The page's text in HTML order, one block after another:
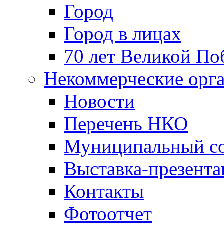
Город
Город в лицах
70 лет Великой
Некоммерческие
Новости
Перечень НКО
Муниципальный
Выставка-
Контакты
Фотоотчет